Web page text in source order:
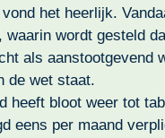
het heerlijk.
waarin wordt gesteld
als aanstootgevend
de wet staat.
heeft bloot weer tot
eens per maand